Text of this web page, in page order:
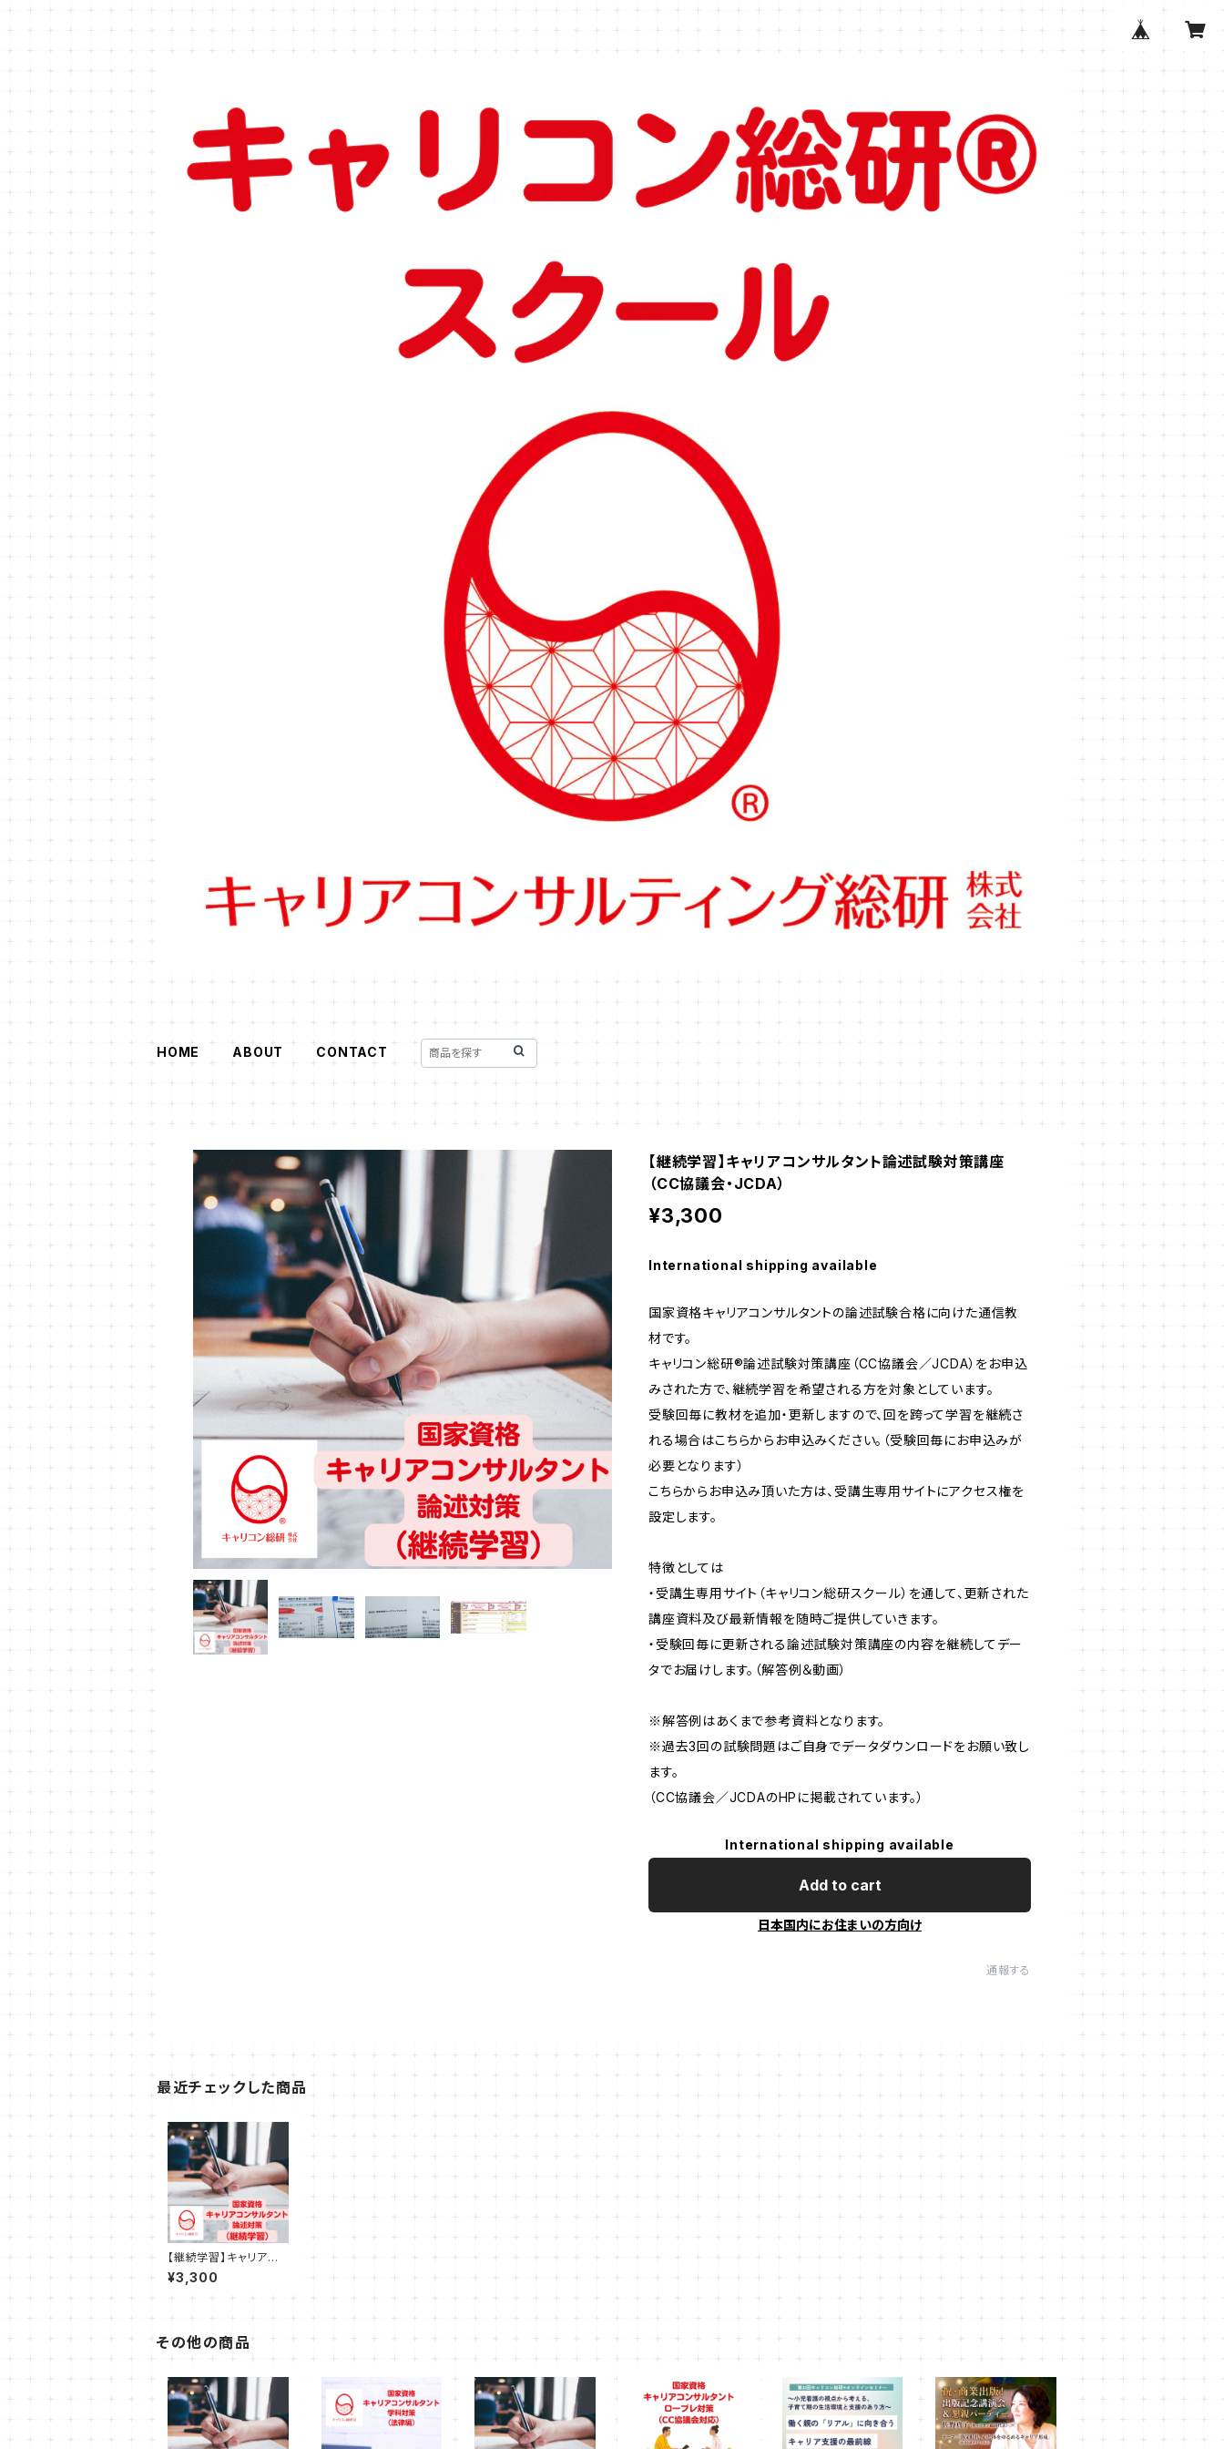
HOME ABOUT CONTACT
【継続学習】キャリアコンサルタント論述試験対策講座
（CC協議会・JCDA）
¥3,300
International shipping available
国家資格キャリアコンサルタントの論述試験合格に向けた通信教
材です。
キャリコン総研®論述試験対策講座（CC協議会／JCDA）をお申込
みされた方で、継続学習を希望される方を対象としています。
受験回毎に教材を追加・更新しますので、回を跨って学習を継続さ
れる場合はこちらからお申込みください。（受験回毎にお申込みが
必要となります）
こちらからお申込み頂いた方は、受講生専用サイトにアクセス権を
設定します。
特徴としては
・受講生専用サイト（キャリコン総研スクール）を通して、更新された
講座資料及び最新情報を随時ご提供していきます。
・受験回毎に更新される論述試験対策講座の内容を継続してデー
タでお届けします。（解答例＆動画）
※解答例はあくまで参考資料となります。
※過去3回の試験問題はご自身でデータダウンロードをお願い致し
ます。
（CC協議会／JCDAのHPに掲載されています。）
International shipping available
Add to cart
日本国内にお住まいの方向け
通報する
最近チェックした商品
【継続学習】キャリアコ
ンサルタント論述試験対
策講座（CC協議会・JC
DA）
¥3,300
その他の商品